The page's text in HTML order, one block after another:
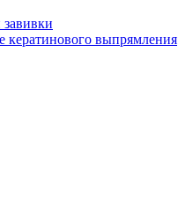
кератинового выпрямления